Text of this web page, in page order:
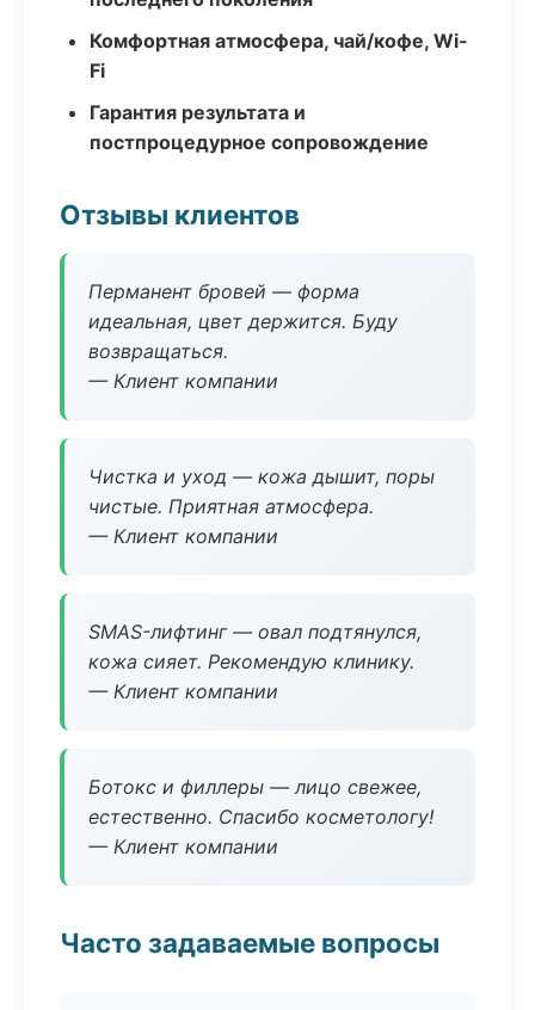
Комфортная атмосфера, чай/кофе, Wi-
Fi
Гарантия результата и
постпроцедурное сопровождение
Отзывы клиентов
Перманент бровей — форма
идеальная, цвет держится. Буду
возвращаться.
— Клиент компании
Чистка и уход — кожа дышит, поры
чистые. Приятная атмосфера.
— Клиент компании
SMAS-лифтинг — овал подтянулся,
кожа сияет. Рекомендую клинику.
— Клиент компании
Ботокс и филлеры — лицо свежее,
естественно. Спасибо косметологу!
— Клиент компании
Часто задаваемые вопросы